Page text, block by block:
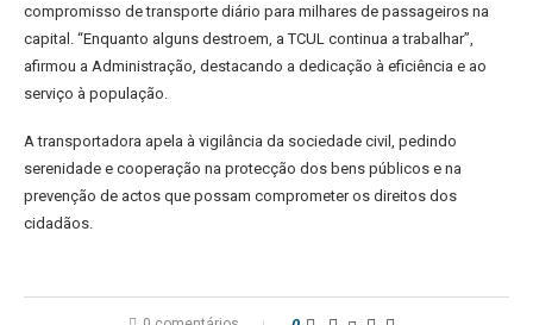
compromisso de transporte diário para milhares de passageiros na
capital. “Enquanto alguns destroem, a TCUL continua a trabalhar”,
afirmou a Administração, destacando a dedicação à eficiência e ao
serviço à população.
A transportadora apela à vigilância da sociedade civil, pedindo
serenidade e cooperação na protecção dos bens públicos e na
prevenção de actos que possam comprometer os direitos dos
cidadãos.